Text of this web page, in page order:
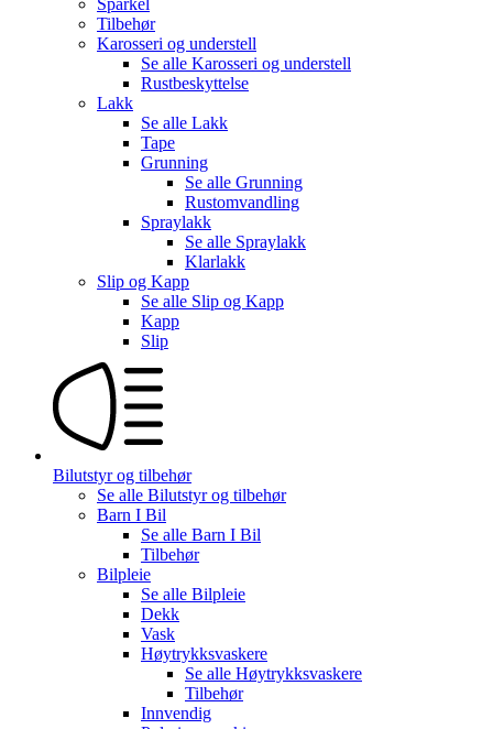
Tilbehør
Karosseri og understell
Se alle Karosseri og understell
Rustbeskyttelse
Lakk
Se alle Lakk
Tape
Grunning
Se alle Grunning
Rustomvandling
Spraylakk
Se alle Spraylakk
Klarlakk
Slip og Kapp
Se alle Slip og Kapp
Kapp
Slip
Bilutstyr og tilbehør
Se alle Bilutstyr og tilbehør
Barn I Bil
Se alle Barn I Bil
Tilbehør
Bilpleie
Se alle Bilpleie
Dekk
Vask
Høytrykksvaskere
Se alle Høytrykksvaskere
Tilbehør
Innvendig